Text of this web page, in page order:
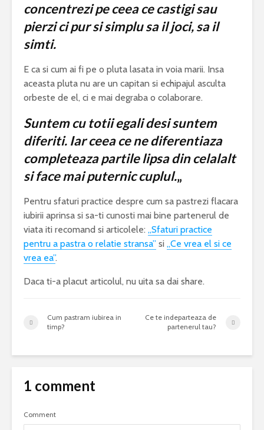
concentrezi pe ceea ce castigi sau
pierzi ci pur si simplu sa il joci, sa il
simti.
E ca si cum ai fi pe o pluta lasata in voia marii. Insa
aceasta pluta nu are un capitan si echipajul asculta
orbeste de el, ci e mai degraba o colaborare.
Suntem cu totii egali desi suntem
diferiti. Iar ceea ce ne diferentiaza
completeaza partile lipsa din celalalt
si face mai puternic cuplul.„
Pentru sfaturi practice despre cum sa pastrezi flacara
iubirii aprinsa si sa-ti cunosti mai bine partenerul de
viata iti recomand si articolele: „Sfaturi practice
pentru a pastra o relatie stransa” si „Ce vrea el si ce
vrea ea”.
Daca ti-a placut articolul, nu uita sa dai share.
Cum pastram iubirea in
timp?
Ce te indeparteaza de
partenerul tau?
1 comment
Comment